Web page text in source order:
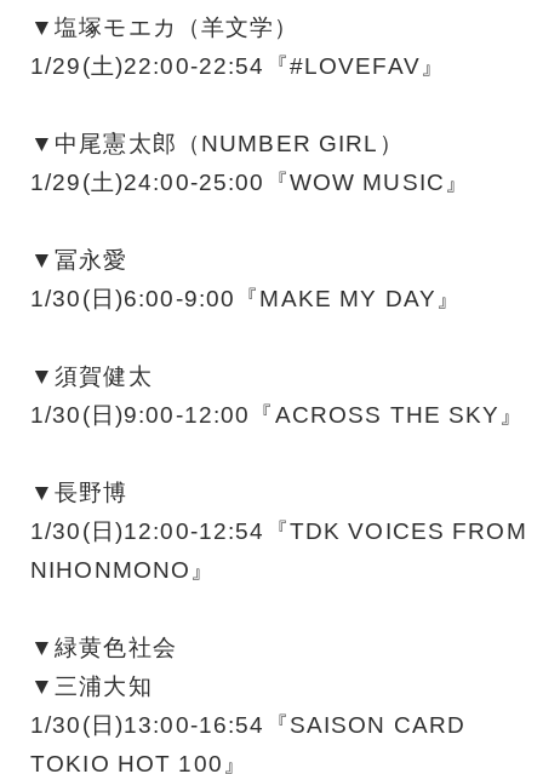
▼塩塚モエカ（羊文学）
1/29(土)22:00-22:54『#LOVEFAV』
▼中尾憲太郎（NUMBER GIRL）
1/29(土)24:00-25:00『WOW MUSIC』
▼冨永愛
1/30(日)6:00-9:00『MAKE MY DAY』
▼須賀健太
1/30(日)9:00-12:00『ACROSS THE SKY』
▼長野博
1/30(日)12:00-12:54『TDK VOICES FROM
NIHONMONO』
▼緑黄色社会
▼三浦大知
1/30(日)13:00-16:54『SAISON CARD
TOKIO HOT 100』